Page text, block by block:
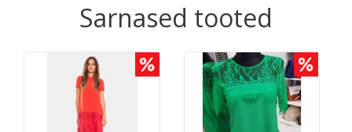
Sarnased tooted